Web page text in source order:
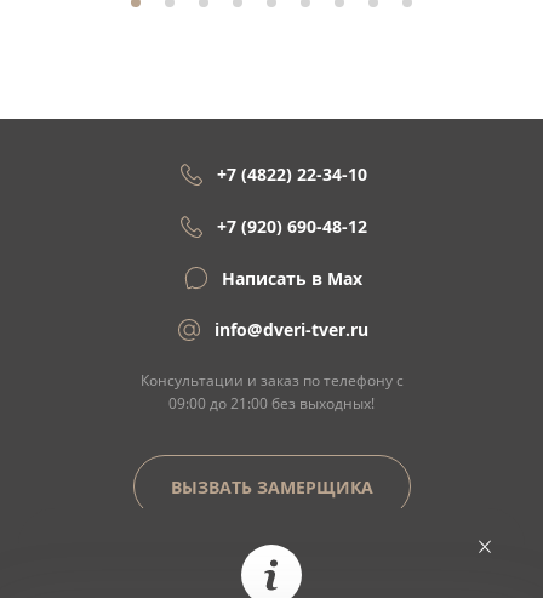
+7 (4822) 22-34-10
+7 (920) 690-48-12
Написать в Max
info@dveri-tver.ru
Консультации и заказ по телефону с
09:00 до 21:00 без выходных!
ВЫЗВАТЬ ЗАМЕРЩИКА